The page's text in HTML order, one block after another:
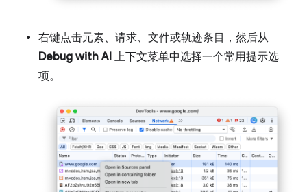
右键点击元素、请求、文件或轨迹条目，然后从
Debug with AI 上下文菜单中选择一个常用提示选
项。